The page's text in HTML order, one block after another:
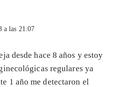
a las 21:07
desde hace 8 años y estoy
regulares ya
1 año me detectaron el